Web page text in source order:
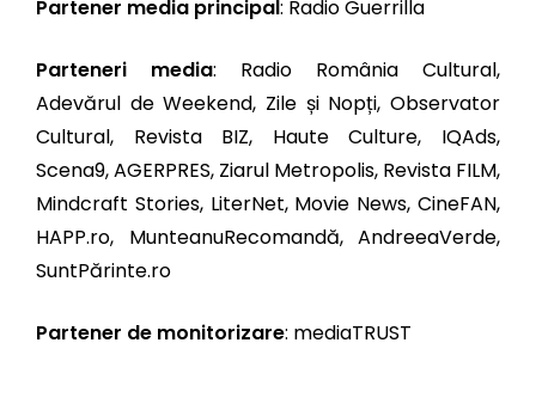
Partener media principal: Radio Guerrilla
Parteneri media: Radio România Cultural,
Adevărul de Weekend, Zile și Nopți, Observator
Cultural, Revista BIZ, Haute Culture, IQAds,
Scena9, AGERPRES, Ziarul Metropolis, Revista FILM,
Mindcraft Stories, LiterNet, Movie News, CineFAN,
HAPP.ro, MunteanuRecomandă, AndreeaVerde,
SuntPărinte.ro
Partener de monitorizare: mediaTRUST